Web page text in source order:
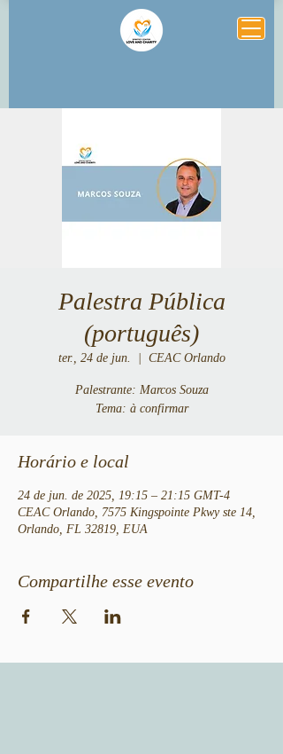
Palestra Pública
(português)
ter., 24 de jun. CEAC Orlando
Palestrante: Marcos Souza
Tema: à confirmar
Horário e local
24 de jun. de 2025, 19:15 – 21:15 GMT-4
CEAC Orlando, 7575 Kingspointe Pkwy ste 14,
Orlando, FL 32819, EUA
Compartilhe esse evento